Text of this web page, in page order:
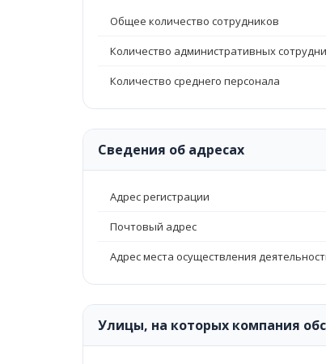
Общее количество сотрудников
Количество административных
Количество среднего персонала
Сведения об адресах
Адрес регистрации
Почтовый адрес
Адрес места осуществления
Улицы, на которых компания